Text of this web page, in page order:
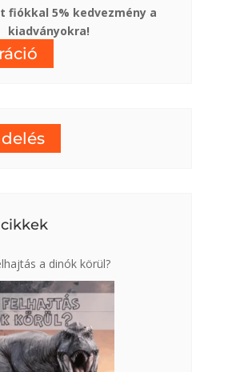
fiókkal 5% kedvezmény a
kiadványokra!
a dinók körül?